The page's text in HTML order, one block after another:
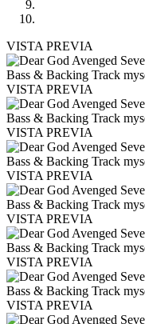
VISTA PREVIA
VISTA PREVIA
VISTA PREVIA
VISTA PREVIA
VISTA PREVIA
VISTA PREVIA
VISTA PREVIA